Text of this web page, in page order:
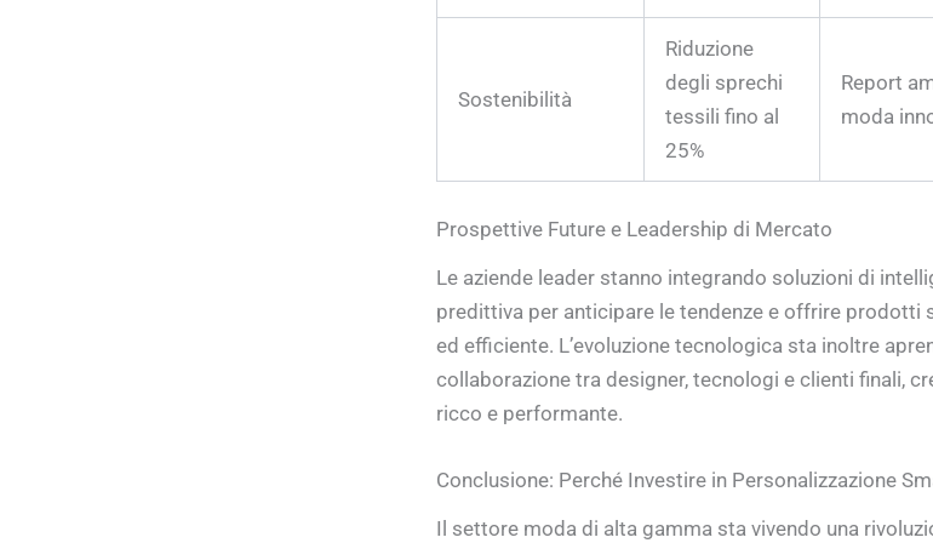
Sostenibilità
Riduzione
degli sprechi
tessili fino al
25%
Report
moda
Prospettive Future e Leadership di Mercato
Le aziende leader stanno integrando soluzioni di
predittiva per anticipare le tendenze e offrire prodotti
ed efficiente. L’evoluzione tecnologica sta inoltre
collaborazione tra designer, tecnologi e clienti finali,
ricco e performante.
Conclusione: Perché Investire in Personalizzazione
Il settore moda di alta gamma sta vivendo una